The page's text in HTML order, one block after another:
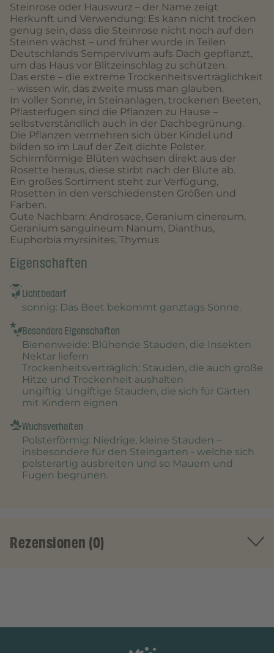
Steinrose oder Hauswurz – der Name zeigt
Herkunft und Verwendung: Es kann nicht trocken
genug sein, dass die Steinrose nicht noch auf den
Steinen wächst – und früher wurde in Teilen
Deutschlands Sempervivum aufs Dach gepflanzt,
um das Haus vor Blitzeinschlag zu schützen.
Das erste – die extreme Trockenheitsverträglichkeit
– wissen wir, das zweite muss man glauben.
In voller Sonne, in Steinanlagen, trockenen Beeten,
Pflasterfugen sind die Pflanzen zu Hause –
selbstverständlich auch in der Dachbegrünung.
Die Pflanzen vermehren sich über Kindel und
bilden so im Lauf der Zeit dichte Polster.
Schirmförmige Blüten wachsen direkt aus der
Rosette heraus, diese stirbt nach der Blüte ab.
Ein großes Sortiment steht zur Verfügung,
Rosetten in den verschiedensten Größen und
Farben.
Gute Nachbarn: Androsace, Geranium cinereum,
Geranium sanguineum Nanum, Dianthus,
Euphorbia myrsinites, Thymus
Eigenschaften
Lichtbedarf
sonnig: Das Beet bekommt ganztags Sonne.
Besondere Eigenschaften
Bienenweide: Blühende Stauden, die Insekten
Nektar liefern
Trockenheitsverträglich: Stauden, die auch große
Hitze und Trockenheit aushalten
ungiftig: Ungiftige Stauden, die sich für Gärten
mit Kindern eignen
Wuchsverhalten
Polsterförmig: Niedrige, kleine Stauden –
insbesondere für den Steingarten - welche sich
polsterartig ausbreiten und so Mauern und
Fugen begrünen.
Rezensionen (0)